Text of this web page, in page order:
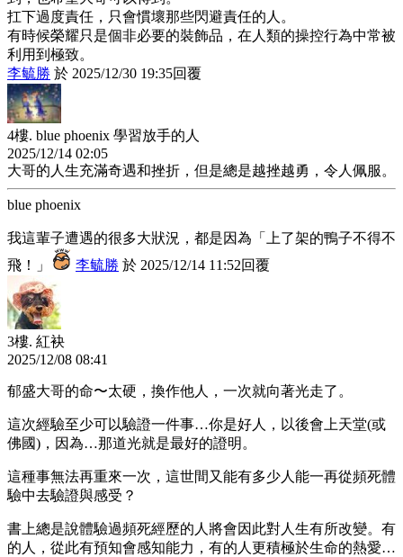
扛下過度責任，只會慣壞那些閃避責任的人。
有時候榮耀只是個非必要的裝飾品，在人類的操控行為中常被
利用到極致。
李毓勝 於 2025/12/30 19:35回覆
4樓. blue phoenix 學習放手的人
2025/12/14 02:05
大哥的人生充滿奇遇和挫折，但是總是越挫越勇，令人佩服。
blue phoenix
我這輩子遭遇的很多大狀況，都是因為「上了架的鴨子不得不
飛！」
李毓勝 於 2025/12/14 11 :52回覆
3樓. 紅袂
2025/12/08 08:41
郁盛大哥的命〜太硬，換作他人，一次就向著光走了。
這次經驗至少可以驗證一件事…你是好人，以後會上天堂(或
佛國)，因為…那道光就是最好的證明。
這種事無法再重來一次，這世間又能有多少人能一再從頻死體
驗中去驗證與感受？
書上總是說體驗過頻死經歷的人將會因此對人生有所改變。有
的人，從此有預知會感知能力，有的人更積極於生命的熱愛…